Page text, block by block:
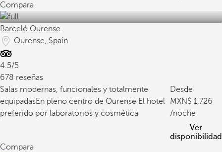
Compara
Barceló Ourense
Ourense, Spain
4.5/5
678 reseñas
Salas modernas, funcionales y totalmente
equipadasEn pleno centro de Ourense El hotel
preferido por laboratorios y cosmética
Desde
1,726
/noche
Ver
disponibilidad
Compara